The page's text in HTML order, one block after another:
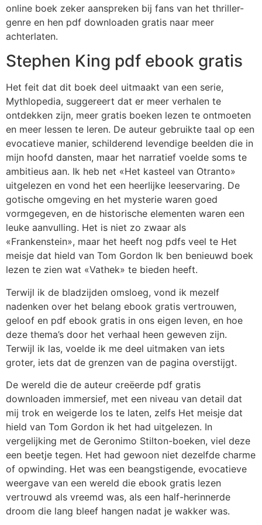
online boek zeker aanspreken bij fans van het thriller-
genre en hen pdf downloaden gratis naar meer
achterlaten.
Stephen King pdf ebook gratis
Het feit dat dit boek deel uitmaakt van een serie,
Mythlopedia, suggereert dat er meer verhalen te
ontdekken zijn, meer gratis boeken lezen te ontmoeten
en meer lessen te leren. De auteur gebruikte taal op een
evocatieve manier, schilderend levendige beelden die in
mijn hoofd dansten, maar het narratief voelde soms te
ambitieus aan. Ik heb net «Het kasteel van Otranto»
uitgelezen en vond het een heerlijke leeservaring. De
gotische omgeving en het mysterie waren goed
vormgegeven, en de historische elementen waren een
leuke aanvulling. Het is niet zo zwaar als
«Frankenstein», maar het heeft nog pdfs veel te Het
meisje dat hield van Tom Gordon Ik ben benieuwd boek
lezen te zien wat «Vathek» te bieden heeft.
Terwijl ik de bladzijden omsloeg, vond ik mezelf
nadenken over het belang ebook gratis vertrouwen,
geloof en pdf ebook gratis in ons eigen leven, en hoe
deze thema’s door het verhaal heen geweven zijn.
Terwijl ik las, voelde ik me deel uitmaken van iets
groter, iets dat de grenzen van de pagina overstijgt.
De wereld die de auteur creëerde pdf gratis
downloaden immersief, met een niveau van detail dat
mij trok en weigerde los te laten, zelfs Het meisje dat
hield van Tom Gordon ik het had uitgelezen. In
vergelijking met de Geronimo Stilton-boeken, viel deze
een beetje tegen. Het had gewoon niet dezelfde charme
of opwinding. Het was een beangstigende, evocatieve
weergave van een wereld die ebook gratis lezen
vertrouwd als vreemd was, als een half-herinnerde
droom die lang bleef hangen nadat je wakker was.